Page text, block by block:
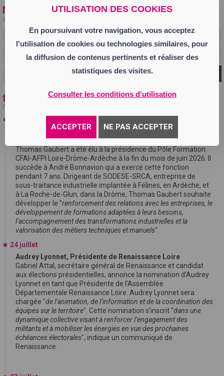
UTILISATION DES COOKIES
En poursuivant votre navigation, vous acceptez
l'utilisation de cookies ou technologies similaires, pour
la diffusion de contenus pertinents et réaliser des
statistiques des visites.
Consulter les conditions d'utilisation
ACCEPTER NE PAS ACCEPTER
Newsletter
inscrivez-vous à la newsletter pour recevoir toute l'actualité de la chaine
fil info
l'actualité en temps réel
Thomas Gaubert, président du Pôle Formation CFAI-AFPI
Loire-Drôme-Ardèche
Thomas Gaubert a été élu à la présidence du Pôle Formation
CFAI-AFPI Loire-Drôme-Ardèche à la fin du mois de juin 2026. Il
succède à André Bonnavion qui a exercé cette fonction
pendant 7 ans. Dirigeant de SODESE-SRCA, entreprise de
sous-traitance industrielle implantée à Félines, en Ardèche, et
à La Roche-de-Glun, dans la Drôme, Thomas Gaubert souhaite
développer le "renforcement des relations avec les entreprises, le
développement de formations adaptées à leurs besoins,
l’accompagnement des transformations industrielles et la
valorisation des métiers techniques et manuels".
24 juillet
Audrey Lyonnet, Présidente de Renaissance Loire
Gabriel Attal, secrétaire général de Renaissance et candidat
aux élections présidentielles, annonce la nomination d’Audrey
Lyonnet en tant que Présidente de l’Assemblée
Départementale Renaissance Loire. Audrey Lyonnet sera
chargée "de l’animation, de l’information et de la coordination des
équipes sur le territoire". Cette nomination s’inscrit "dans une
dynamique collective visant à renforcer l’engagement des
militants et à mobiliser les énergies en vue des prochaines
échéances électorales", indique un communiqué de
Renaissance.